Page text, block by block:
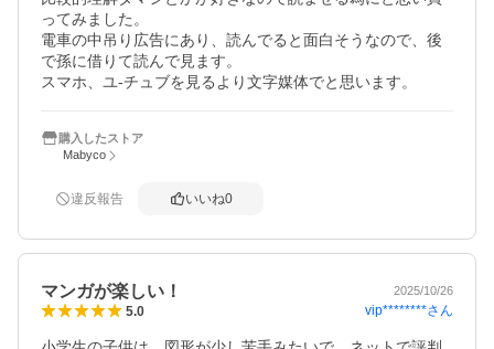
ってみました。
電車の中吊り広告にあり、読んでると面白そうなので、後
で孫に借りて読んで見ます。
スマホ、ユ-チュブを見るより文字媒体でと思います。
購入したストア
Mabyco
違反報告 いいね0
マンガが楽しい！ 2025/10/26
5.0 vip********さん